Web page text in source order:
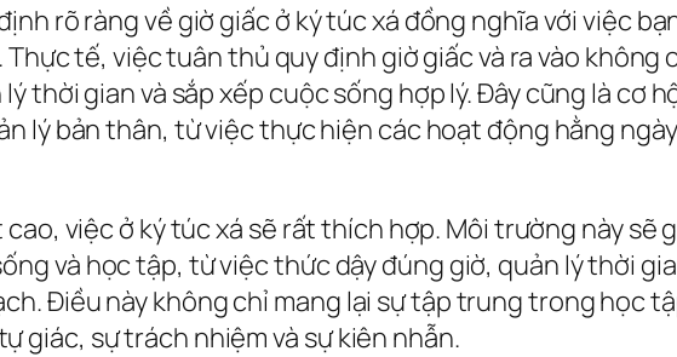
rõ ràng về giờ giấc ở ký túc xá đồng nghĩa với việc
tế, việc tuân thủ quy định giờ giấc và ra vào không
thời gian và sắp xếp cuộc sống hợp lý. Đây cũng là cơ
lý bản thân, từ việc thực hiện các hoạt động hằng
việc ở ký túc xá sẽ rất thích hợp. Môi trường này sẽ
và học tập, từ việc thức dậy đúng giờ, quản lý thời
Điều này không chỉ mang lại sự tập trung trong học
giác, sự trách nhiệm và sự kiên nhẫn.